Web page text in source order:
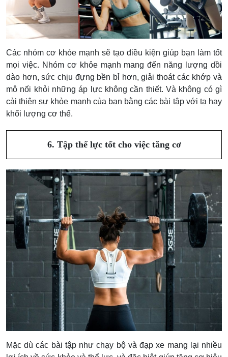
Các nhóm cơ khỏe mạnh sẽ tạo điều kiện giúp bạn làm tốt
mọi việc. Nhóm cơ khỏe mạnh mang đến năng lượng dồi
dào hơn, sức chịu đựng bền bỉ hơn, giải thoát các khớp và
mô nối khỏi những áp lực không cần thiết. Và không có gì
cải thiện sự khỏe mạnh của bạn bằng các bài tập với tạ hay
khối lượng cơ thể.
6. Tập thể lực tốt cho việc tăng cơ
Mặc dù các bài tập như chạy bộ và đạp xe mang lại nhiều